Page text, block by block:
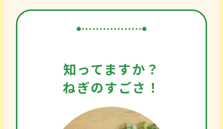
知ってますか？
ねぎのすごさ！